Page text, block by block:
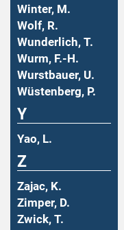
Winter, M.
Wolf, R.
Wunderlich, T.
Wurm, F.-H.
Wurstbauer, U.
Wüstenberg, P.
Y
Yao, L.
Z
Zajac, K.
Zimper, D.
Zwick, T.